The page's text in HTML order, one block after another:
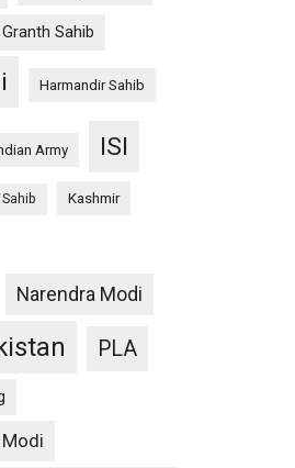
Sahib
Harmandir Sahib
Army ISI
Kashmir
Narendra Modi
PLA